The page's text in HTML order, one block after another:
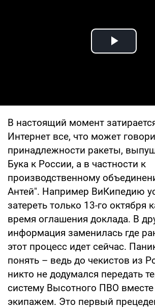
Play
В настоящий момент
Интернет все, что может
принадлежности ракеты,
Бука к России, а в частности к
производственному
Антей". Например ВиКипедию
затереть только 13-го октября
время оглашения доклада. В
информация заменилась где
этот процесс идет сейчас.
понять – ведь до чекистов из
никто не додумался передать
систему Высотного ПВО
экипажем. Это первый